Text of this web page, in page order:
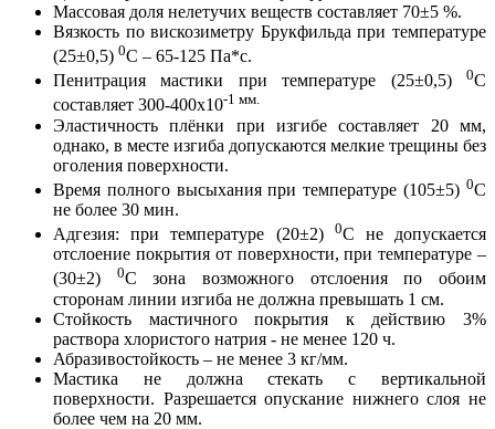
Массовая доля нелетучих веществ составляет 70±5 %.
Вязкость по вискозиметру Брукфильда при температуре
(25±0,5) 0С – 65-125 Па*с.
Пенитрация мастики при температуре (25±0,5) 0С
составляет 300-400х10-1 мм.
Эластичность плёнки при изгибе составляет 20 мм,
однако, в месте изгиба допускаются мелкие трещины без
оголения поверхности.
Время полного высыхания при температуре (105±5) 0С
не более 30 мин.
Адгезия: при температуре (20±2) 0С не допускается
отслоение покрытия от поверхности, при температуре –
(30±2) 0С зона возможного отслоения по обоим
сторонам линии изгиба не должна превышать 1 см.
Стойкость мастичного покрытия к действию 3%
раствора хлористого натрия - не менее 120 ч.
Абразивостойкость – не менее 3 кг/мм.
Мастика не должна стекать с вертикальной
поверхности. Разрешается опускание нижнего слоя не
более чем на 20 мм.